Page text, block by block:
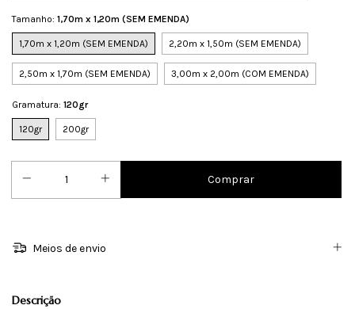
Tamanho: 1,70m x 1,20m (SEM EMENDA)
1,70m x 1,20m (SEM EMENDA) 2,20m x 1,50m (SEM EMENDA)
2,50m x 1,70m (SEM EMENDA) 3,00m x 2,00m (COM EMENDA)
Gramatura: 120gr
120gr 200gr
Meios de envio
Descrição